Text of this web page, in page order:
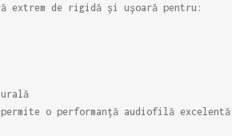
extrem de rigidă și ușoară pentru:
o performanță audiofilă